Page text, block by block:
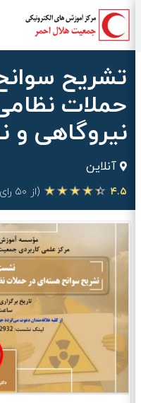
تشریح
حملات
نیروگاهی و
آنلاین
۴.۵ (از ۵۰ رای)